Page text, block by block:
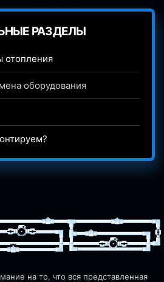
РАЗДЕЛЫ
отопления
оборудования
на то, что вся представленная